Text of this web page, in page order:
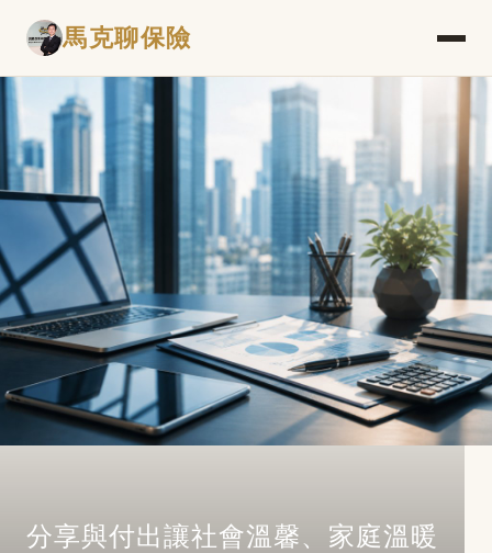
馬克聊保險
分享與付出讓社會溫馨、家庭溫暖